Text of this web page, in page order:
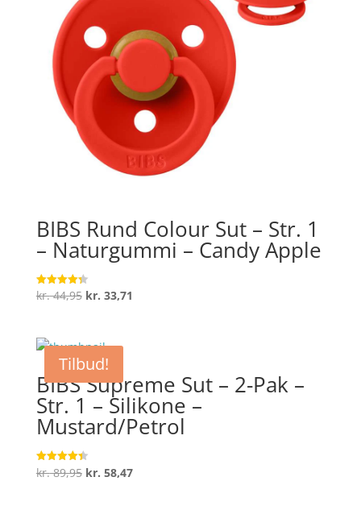
BIBS Rund Colour Sut – Str. 1
– Naturgummi – Candy Apple
Vurderet
4.3
kr.44,95 Den
var:
kr. 44,95.
kr. 33,71
Tilbud!
BIBS Supreme Sut – 2-Pak –
Str. 1 – Silikone –
Mustard/Petrol
Vurderet
4.4
kr.89,95 Den
kr. 58,47Den